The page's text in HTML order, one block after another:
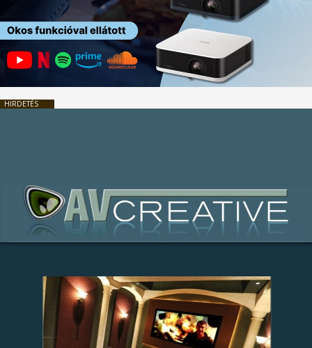
HIRDETÉS